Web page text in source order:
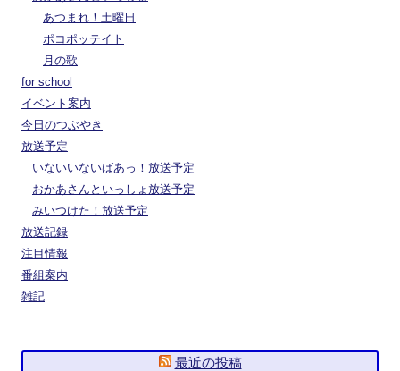
あつまれ！土曜日
ポコポッテイト
月の歌
for school
イベント案内
今日のつぶやき
放送予定
いないいないばあっ！放送予定
おかあさんといっしょ放送予定
みいつけた！放送予定
放送記録
注目情報
番組案内
雑記
最近の投稿